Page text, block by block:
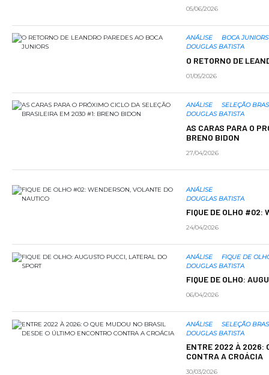
05/06/2026
ANÁLISE
BOCA JUNIORS
DOUGLAS BATISTA
O RETORNO DE
01/05/2026
ANÁLISE
SELEÇÃO
DOUGLAS BATISTA
AS CARAS PARA O
BRENO BIDON
27/04/2026
ANÁLISE
DOUGLAS BATISTA
FIQUE DE OLHO #02:
24/04/2026
ANÁLISE
FIQUE DE
DOUGLAS BATISTA
FIQUE DE OLHO:
06/04/2026
ANÁLISE
SELEÇÃO
DOUGLAS BATISTA
ENTRE 2022 À 2026:
CONTRA A CROÁCIA
30/03/2026